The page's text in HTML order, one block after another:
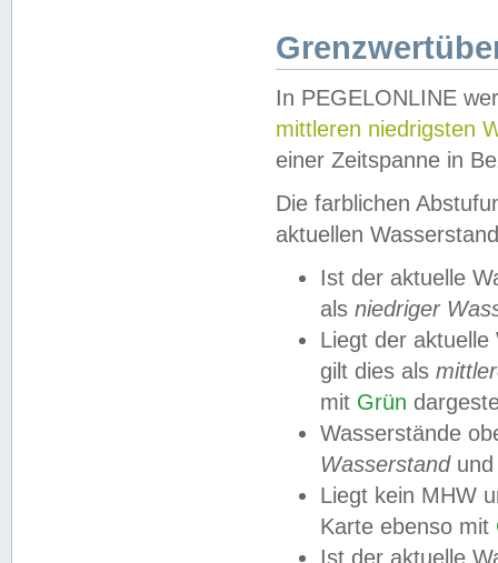
In PEGELONLINE
mittleren niedrigsten
einer Zeitspanne in
Die farblichen
aktuellen
Ist der aktuelle
als niedriger
Liegt der
gilt dies als
mit Grün
Wasserstände
Wasserstandund
Liegt kein MHW
Karte ebenso mit
Ist der aktuelle